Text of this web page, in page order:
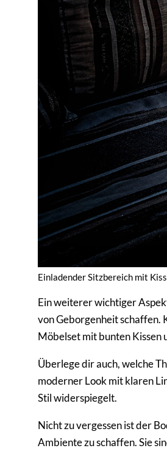
Einladender Sitzbereich mit
Ein weiterer wichtiger
von Geborgenheit schaffen.
Möbelset mit bunten Kissen
Überlege dir auch, welche
moderner Look mit klaren
Stil widerspiegelt.
Nicht zu vergessen ist der
Ambiente zu schaffen. Sie